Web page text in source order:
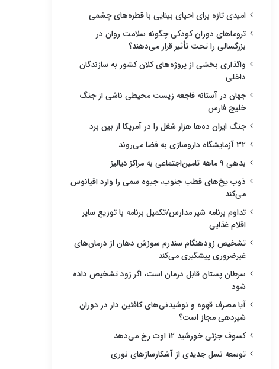
امیدی تازه برای احیای بینایی با قطره‌های چشمی
تروماهای دوران کودکی چگونه سلامت روان در
بزرگسالی را تحت تأثیر قرار می‌دهند؟
واگذاری بخشی از پروژه‌های کلان کشور به سازندگان
داخلی
جهان در آستانه فاجعه زیست محیطی ناشی از جنگ
خلیج فارس
جنگ ایران ده‌ها هزار شغل را در آمریکا از بین برد
۳۲ آزمایشگاه داروسازی به فضا می‌روند
بدهی ۹ ماهه تامین‌اجتماعی به مراکز دیالیز
ذوب یخ‌های قطب جنوب، جیوه سمی را وارد اقیانوس
می‌کند
تداوم برنامه شیر مدارس/تکمیل برنامه با توزیع سایر
اقلام غذایی
تشخیص زودهنگام سندرم سوزش دهان از درمان‌های
غیرضروری پیشگیری می‌کند
سرطان پستان قابل درمان است، اگر زود تشخیص داده
شود
آیا مصرف قهوه و نوشیدنی‌های کافئین دار در دوران
شیردهی مجاز است؟
کسوف جزئی خورشید ۱۲ اوت رخ می‌دهد
توسعه نسل جدیدی از آشکارسازهای نوری